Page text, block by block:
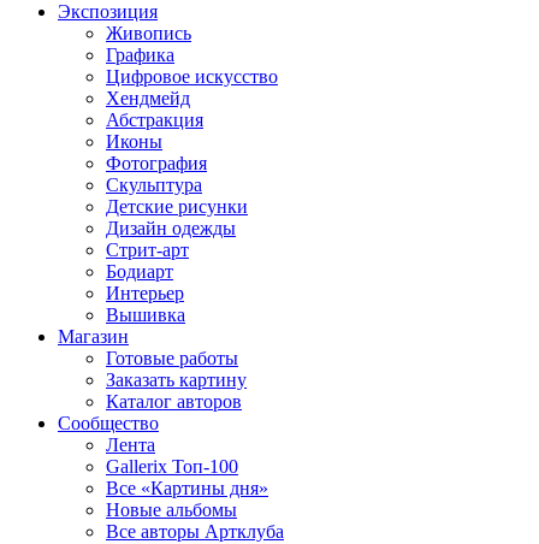
Экспозиция
Живопись
Графика
Цифровое искусство
Хендмейд
Абстракция
Иконы
Фотография
Скульптура
Детские рисунки
Дизайн одежды
Стрит-арт
Бодиарт
Интерьер
Вышивка
Магазин
Готовые работы
Заказать картину
Каталог авторов
Сообщество
Лента
Gallerix Топ-100
Все «Картины дня»
Новые альбомы
Все авторы Артклуба